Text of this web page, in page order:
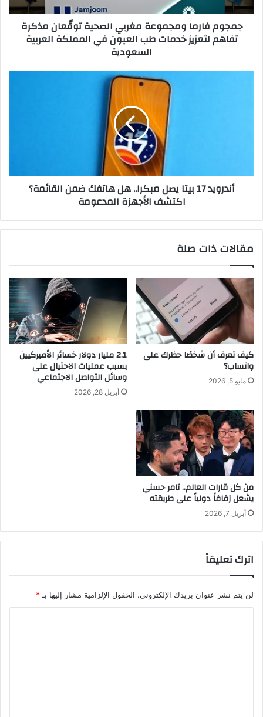
لتعزيز
خدمات
المملكة
جمجوم فارما ومجموعة مغربي الصحية توقّعان مذكرة
تفاهم لتعزيز خدمات طب العيون في المملكة العربية
السعودية
القائمة؟
اكتشف
أندرويد 17 بيتا يصل مبكرا.. هل هاتفك ضمن القائمة؟
اكتشف الأجهزة المدعومة
مقالات ذات صلة
كيف تعرف أن شخصًا حظرك على
واتساب؟
مايو 5, 2026
2.1 مليار دولار خسائر الأميركيين
بسبب عمليات الاحتيال على
وسائل التواصل الاجتماعي
أبريل 28, 2026
من كل قارات العالم.. تامر حسني
يشعل زفافاً دولياً على طريقته
أبريل 7, 2026
اترك تعليقاً
لن يتم نشر عنوان بريدك الإلكتروني. الحقول الإلزامية مشار إليها بـ *